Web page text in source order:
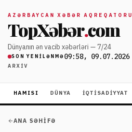
AZƏRBAYCAN XƏBƏR AQREQATORU
TopXəbər.com
Dünyanın ən vacib xəbərləri — 7/24
SON YENILƏNMƏ 09:58, 09.07.2026
ARXIV
HAMISI DÜNYA İQTISADIYYAT
ANA SƏHIFƏ